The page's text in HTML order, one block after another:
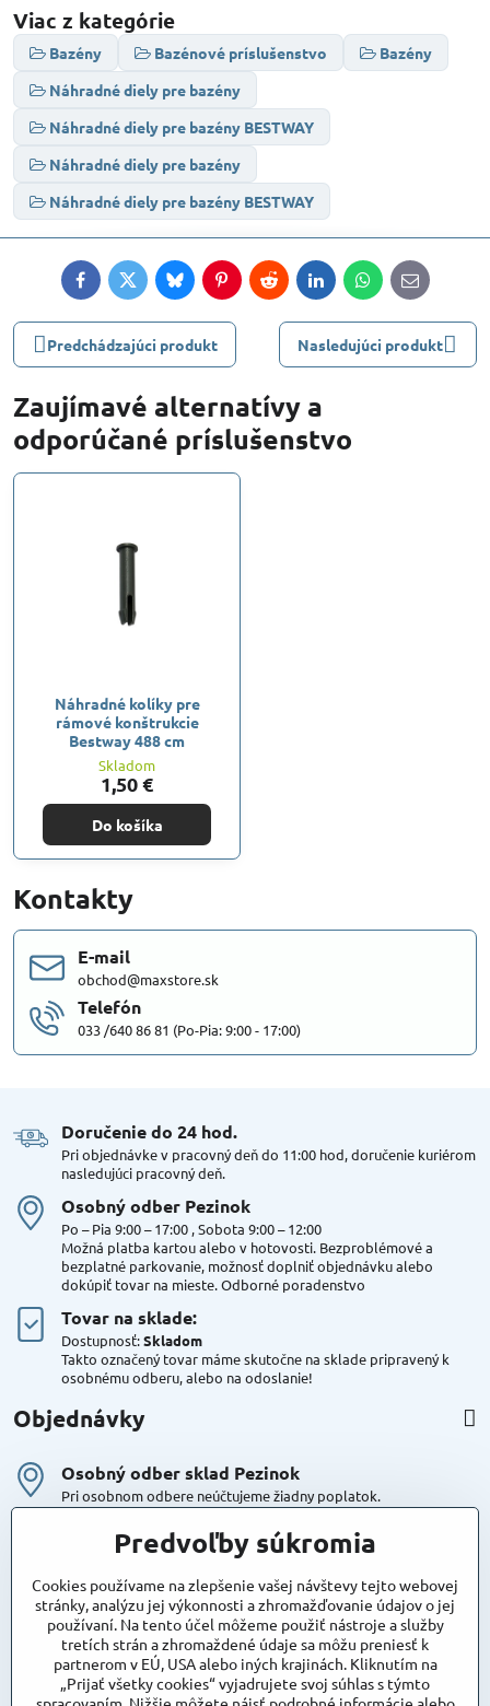
Viac z kategórie
Bazény Bazénové príslušenstvo
Bazény
Náhradné diely pre bazény
Náhradné diely pre bazény BESTWAY
Náhradné diely pre bazény
Náhradné diely pre bazény BESTWAY
FacebookTwitterBlueskyPinterestRedditLinkedInWhatsApp
E-
mail
Predchádzajúci produkt Nasledujúci produkt
Zaujímavé alternatívy a
odporúčané príslušenstvo
Náhradné kolíky pre
rámové konštrukcie
Bestway 488 cm
Skladom
1,50 €
Do košíka
Kontakty
E-mail
obchod@maxstore.sk
Telefón
033 /640 86 81 (Po-Pia: 9:00 - 17:00)
Doručenie do 24 hod​.
Pri objednávke v pracovný deň do 11:00 hod, doručenie kuriérom
nasledujúci pracovný deň.
Osobný odber Pezinok
Po – Pia 9:00 – 17:00 , Sobota 9:00 – 12:00
Možná platba kartou alebo v hotovosti. Bezproblémové a
bezplatné parkovanie, možnosť doplniť objednávku alebo
dokúpiť tovar na mieste. Odborné poradenstvo
Tovar na sklade:
Dostupnosť:Skladom
Takto označený tovar máme skutočne na sklade pripravený k
osobnému odberu, alebo na odoslanie!
Objednávky
Osobný odber sklad Pezinok
Pri osobnom odbere neúčtujeme žiadny poplatok.
Kuriér DPD , Geis
Cena za dopravu:
Maxstore
Bratislavská 79
Areál Satina
90201 Pezinok
Predvoľby súkromia
Cookies používame na zlepšenie vašej návštevy tejto webovej
stránky, analýzu jej výkonnosti a zhromažďovanie údajov o jej
používaní. Na tento účel môžeme použiť nástroje a služby
tretích strán a zhromaždené údaje sa môžu preniesť k
partnerom v EÚ, USA alebo iných krajinách. Kliknutím na
„Prijať všetky cookies“ vyjadrujete svoj súhlas s týmto